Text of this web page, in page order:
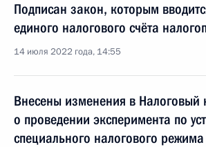
Подписан закон, которым
единого налогового счёта
14 июля 2022 года, 14:55
Внесены изменения в Налоговый
о проведении эксперимента по
специального налогового режима